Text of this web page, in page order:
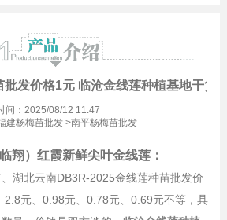
发价格1元 临沧金线莲种植基地干货
间：2025/08/12 11:47
建杨梅苗批发>南平杨梅苗批发
翔）红霞新鲜尖叶金线莲：
湖北云南DB3R-2025金线莲种苗批发价
元、0.98元、0.78元、0.69元不等，具